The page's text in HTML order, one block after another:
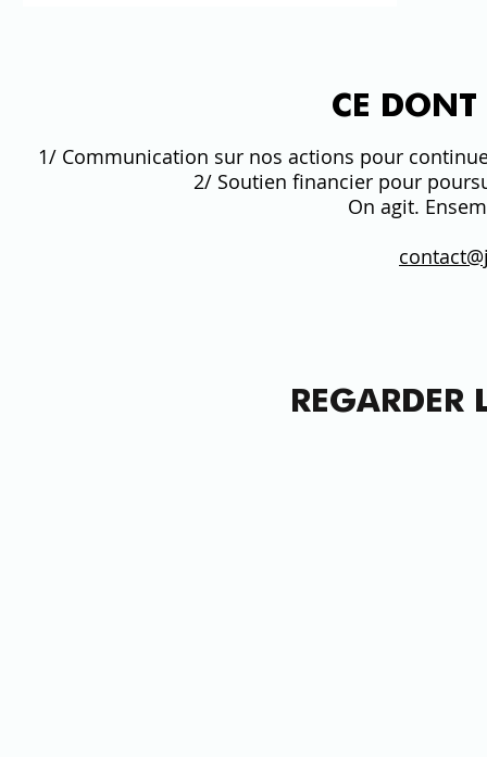
CE
1/ Communication sur nos actions pour
2/ Soutien financier pour
On agit.
REGARDER